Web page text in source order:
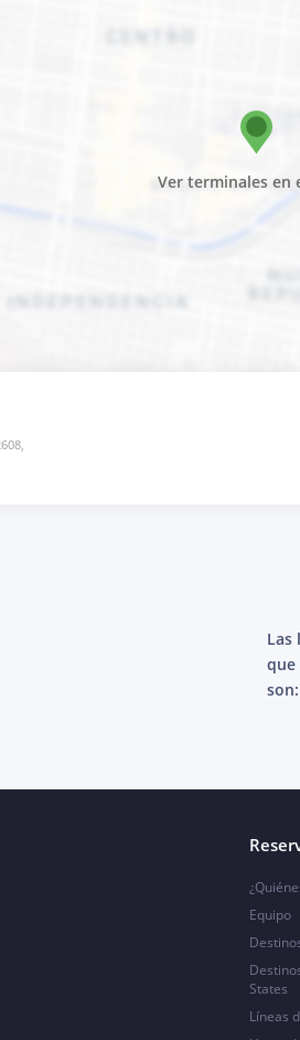
Ver terminales en
Las
que
son:
Equipo
States
Líneas